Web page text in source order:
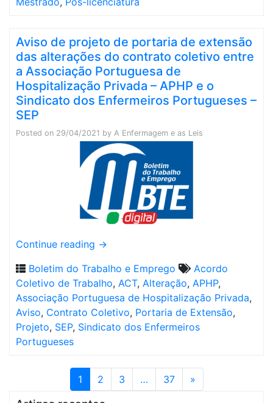
Aviso de projeto de portaria de extensão
das alterações do contrato coletivo entre
a Associação Portuguesa de
Hospitalização Privada – APHP e o
Sindicato dos Enfermeiros Portugueses –
SEP
Posted on 29/04/2021 by A Enfermagem e as Leis
Continue reading →
Boletim do Trabalho e Emprego
Acordo
Coletivo de Trabalho, ACT, Alteração, APHP,
Associação Portuguesa de Hospitalização Privada,
Aviso, Contrato Coletivo, Portaria de Extensão,
Projeto, SEP, Sindicato dos Enfermeiros
Portugueses
1 2 3 … 37 »